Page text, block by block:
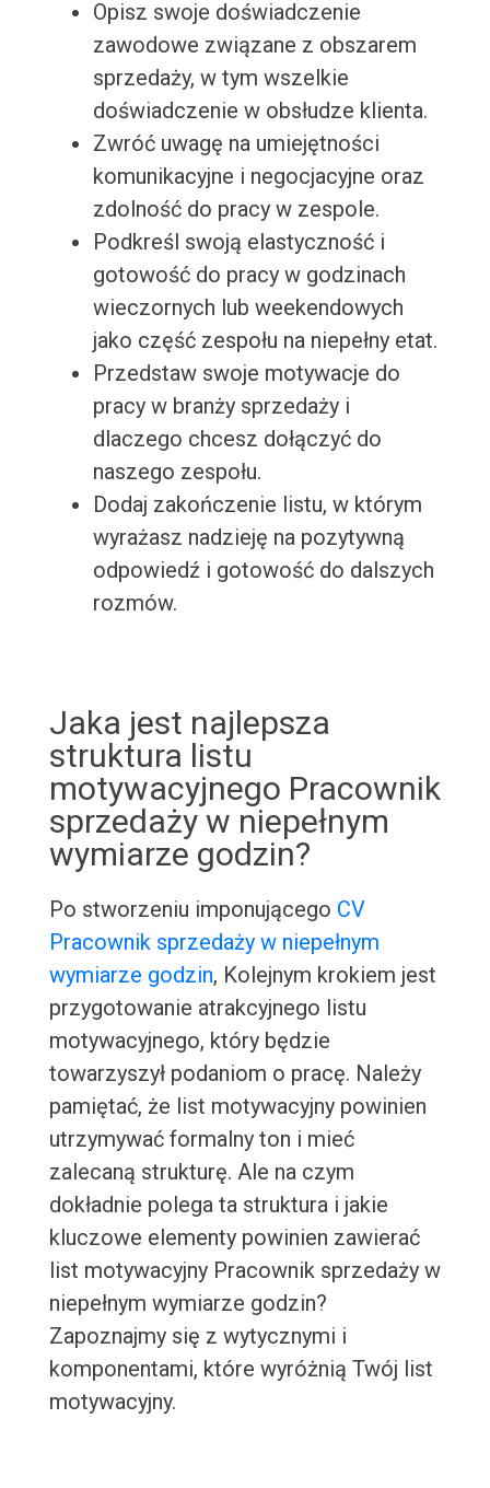
Opisz swoje doświadczenie
zawodowe związane z obszarem
sprzedaży, w tym wszelkie
doświadczenie w obsłudze klienta.
Zwróć uwagę na umiejętności
komunikacyjne i negocjacyjne oraz
zdolność do pracy w zespole.
Podkreśl swoją elastyczność i
gotowość do pracy w godzinach
wieczornych lub weekendowych
jako część zespołu na niepełny etat.
Przedstaw swoje motywacje do
pracy w branży sprzedaży i
dlaczego chcesz dołączyć do
naszego zespołu.
Dodaj zakończenie listu, w którym
wyrażasz nadzieję na pozytywną
odpowiedź i gotowość do dalszych
rozmów.
Jaka jest najlepsza
struktura listu
motywacyjnego Pracownik
sprzedaży w niepełnym
wymiarze godzin?
Po stworzeniu imponującego CV
Pracownik sprzedaży w niepełnym
wymiarze godzin, Kolejnym krokiem jest
przygotowanie atrakcyjnego listu
motywacyjnego, który będzie
towarzyszył podaniom o pracę. Należy
pamiętać, że list motywacyjny powinien
utrzymywać formalny ton i mieć
zalecaną strukturę. Ale na czym
dokładnie polega ta struktura i jakie
kluczowe elementy powinien zawierać
list motywacyjny Pracownik sprzedaży w
niepełnym wymiarze godzin?
Zapoznajmy się z wytycznymi i
komponentami, które wyróżnią Twój list
motywacyjny.